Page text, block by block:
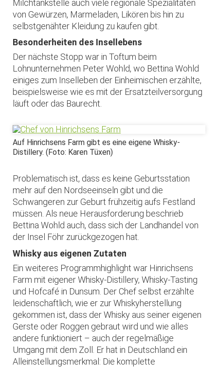
Milchtankstelle auch viele regionale Spezialitäten
von Gewürzen, Marmeladen, Likören bis hin zu
selbstgenähter Kleidung zu kaufen gibt.
Besonderheiten des Insellebens
Der nächste Stopp war in Toftum beim
Lohnunternehmen Peter Wohld, wo Bettina Wohld
einiges zum Inselleben der Einheimischen erzählte,
beispielsweise wie es mit der Ersatzteilversorgung
läuft oder das Baurecht.
Auf Hinrichsens Farm gibt es eine eigene Whisky-
Distillery. (Foto: Karen Tüxen)
Problematisch ist, dass es keine Geburtsstation
mehr auf den Nordseeinseln gibt und die
Schwangeren zur Geburt frühzeitig aufs Festland
müssen. Als neue Herausforderung beschrieb
Bettina Wohld auch, dass sich der Landhandel von
der Insel Föhr zurückgezogen hat.
Whisky aus eigenen Zutaten
Ein weiteres Programmhighlight war Hinrichsens
Farm mit eigener Whisky-Distillery, Whisky-Tasting
und Hofcafé in Dunsum. Der Chef selbst erzählte
leidenschaftlich, wie er zur Whiskyherstellung
gekommen ist, dass der Whisky aus seiner eigenen
Gerste oder Roggen gebraut wird und wie alles
andere funktioniert – auch der regelmäßige
Umgang mit dem Zoll. Er hat in Deutschland ein
Alleinstellungsmerkmal: Die komplette